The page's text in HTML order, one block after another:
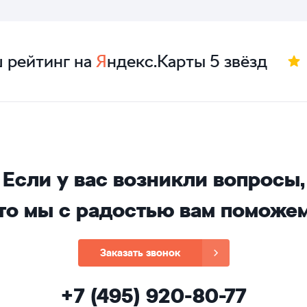
на Яндекс.Карты 5 звёзд
Если у вас возникли вопросы,
мы с радостью вам
Заказать звонок
+7 (495) 920-80-77